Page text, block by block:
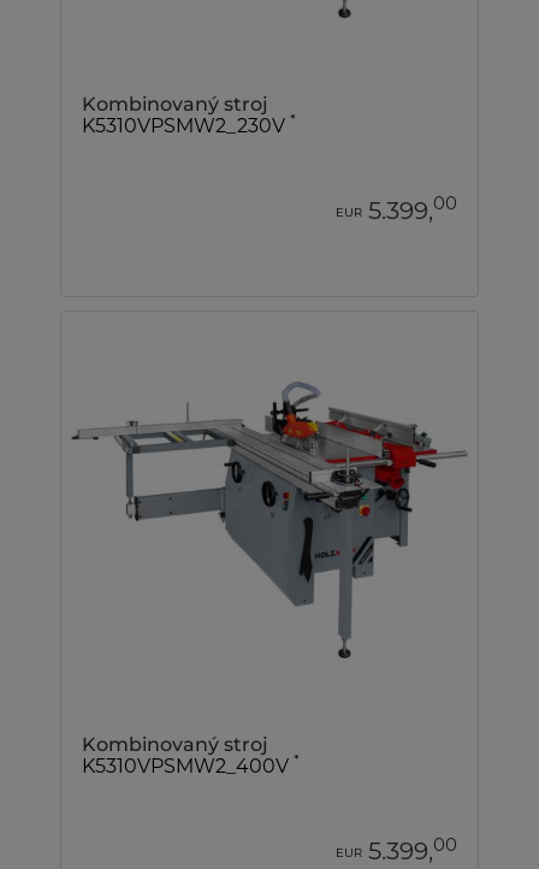
Kombinovaný stroj
K5310VPSMW2_230V *
EUR 5.399,00
Kombinovaný stroj
K5310VPSMW2_400V *
EUR 5.399,00